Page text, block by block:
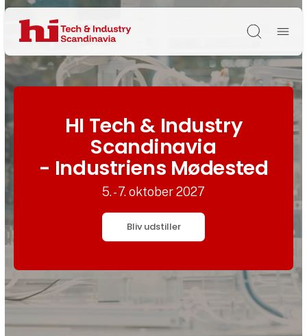
Søg
HI Tech & Industry
Scandinavia
- Industriens Mødested
5. - 7. oktober 2027
Bliv udstiller